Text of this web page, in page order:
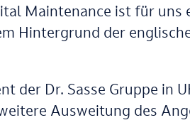
Maintenance ist für uns
Hintergrund der
der Dr. Sasse Gruppe in
Ausweitung des